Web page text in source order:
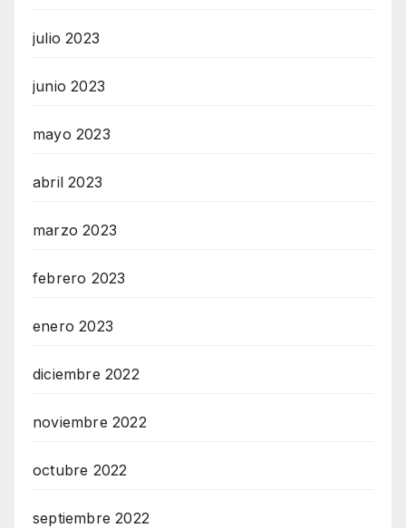
julio 2023
junio 2023
mayo 2023
abril 2023
marzo 2023
febrero 2023
enero 2023
diciembre 2022
noviembre 2022
octubre 2022
septiembre 2022